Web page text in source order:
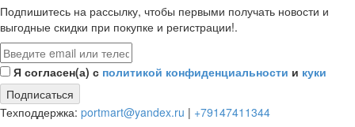
Подпишитесь на рассылку, чтобы первыми получать новости и
выгодные скидки при покупке и регистрации!.
Я согласен(а) с политикой конфиденциальности и куки
Подписаться
Техподдержка: portmart@yandex.ru | +79147411344